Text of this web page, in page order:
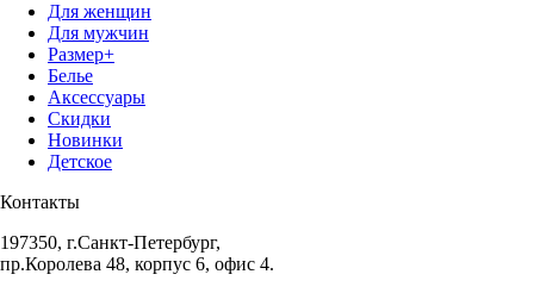
Для женщин
Для мужчин
Размер+
Белье
Аксессуары
Скидки
Новинки
Детское
Контакты
197350, г.Санкт-Петербург,
пр.Королева 48, корпус 6, офис 4.